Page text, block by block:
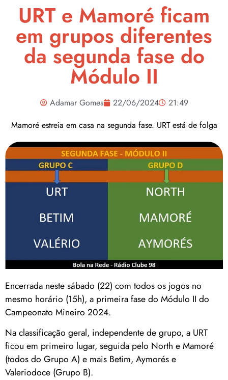
URT e Mamoré ficam
em grupos diferentes
da segunda fase do
Módulo II
Adamar Gomes 22/06/2024
21:49
Mamoré estreia em casa na segunda fase. URT está de folga
Encerrada neste sábado (22) com todos os jogos no
mesmo horário (15h), a primeira fase do Módulo II do
Campeonato Mineiro 2024.
Na classificação geral, independente de grupo, a URT
ficou em primeiro lugar, seguida pelo North e Mamoré
(todos do Grupo A) e mais Betim, Aymorés e
Valeriodoce (Grupo B).